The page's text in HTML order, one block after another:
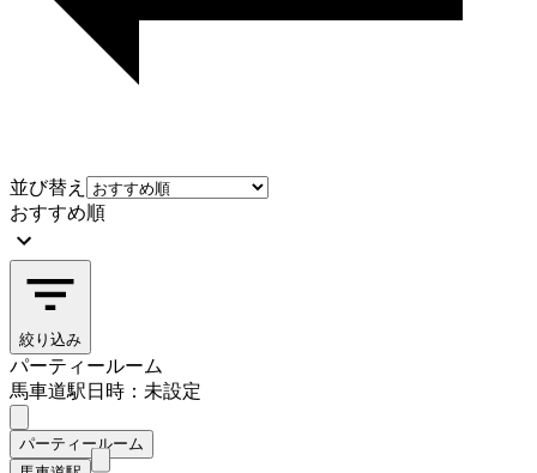
並び替え
おすすめ順
絞り込み
パーティールーム
馬車道駅日時：未設定
パーティールーム